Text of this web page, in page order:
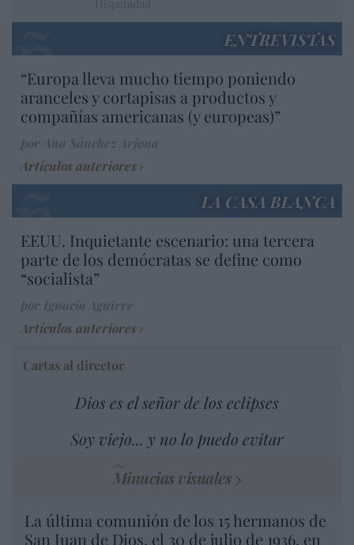
ENTREVISTAS
“Europa lleva mucho tiempo poniendo
aranceles y cortapisas a productos y
compañías americanas (y europeas)”
Artículos anteriores
LA CASA BLANCA
EEUU. Inquietante escenario: una tercera
parte de los demócratas se define como
“socialista”
Artículos anteriores
Cartas al director
Dios es el señor de los eclipses
Soy viejo... y no lo puedo evitar
Minucias visuales
La última comunión de los 15 hermanos de
San Juan de Dios, el 30 de julio de 1936, en